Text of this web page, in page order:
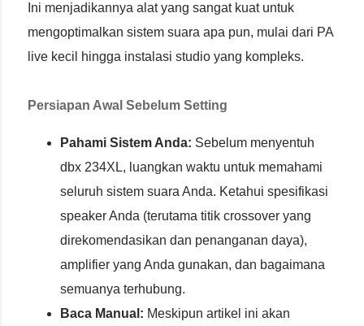
Ini menjadikannya alat yang sangat kuat untuk
mengoptimalkan sistem suara apa pun, mulai dari PA
live kecil hingga instalasi studio yang kompleks.
Persiapan Awal Sebelum Setting
Pahami Sistem Anda: Sebelum menyentuh
dbx 234XL, luangkan waktu untuk memahami
seluruh sistem suara Anda. Ketahui spesifikasi
speaker Anda (terutama titik crossover yang
direkomendasikan dan penanganan daya),
amplifier yang Anda gunakan, dan bagaimana
semuanya terhubung.
Baca Manual: Meskipun artikel ini akan